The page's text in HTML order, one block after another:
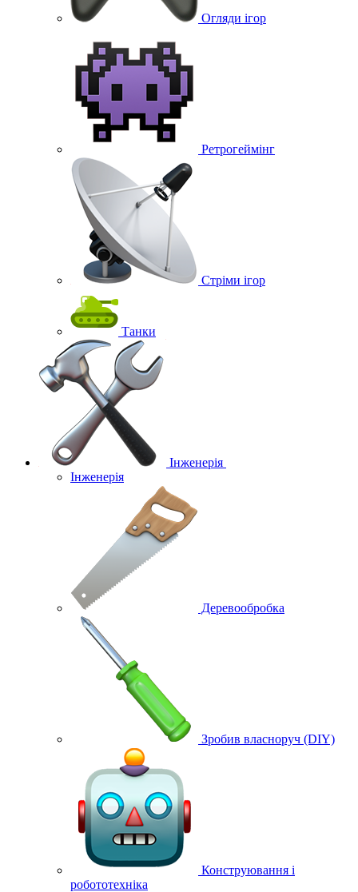
Огляди ігор
Ретрогеймінг
Стріми ігор
Танки
Інженерія
Інженерія
Деревообробка
Зробив власноруч (DIY)
Конструювання і
робототехніка